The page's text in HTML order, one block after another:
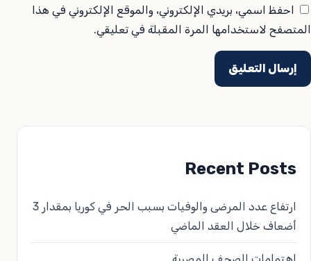
احفظ اسمي، بريدي الإلكتروني، والموقع الإلكتروني في هذا
المتصفح لاستخدامها المرة المقبلة في تعليقي.
Recent Posts
ارتفاع عدد المرضى والوفيات بسبب الحر في كوريا بمقدار 3
أضعاف خلال العقد الماضي
اهتمامات الصحف المصرية